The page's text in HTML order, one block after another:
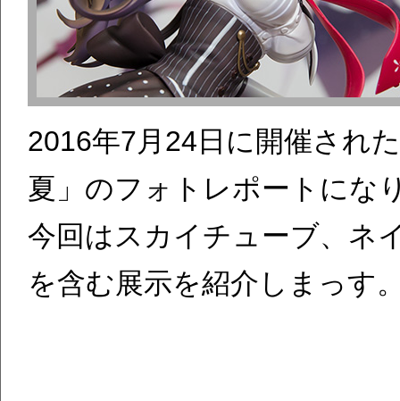
2016年7月24日に開催され
夏」のフォトレポートにな
今回はスカイチューブ、ネ
を含む展示を紹介しまっす